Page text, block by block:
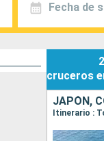
Fecha de
cruceros
JAPÓN,
Itinerario :